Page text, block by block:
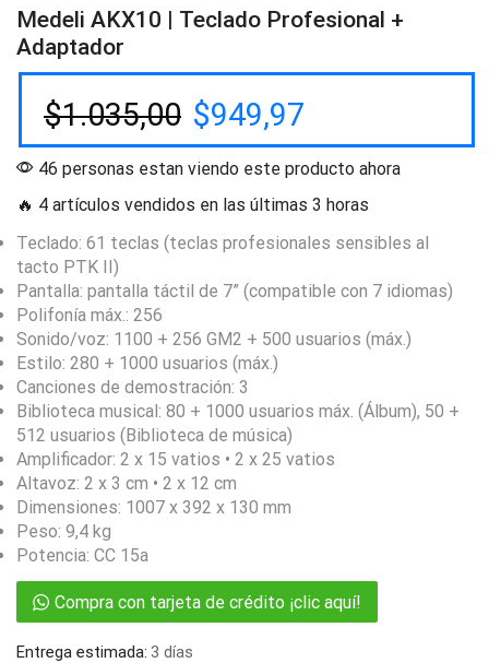
Medeli AKX10 | Teclado Profesional +
Adaptador
$1.035,00 $949,97
46 personas estan viendo este producto ahora
🔥 4 artículos vendidos en las últimas 3 horas
Teclado: 61 teclas (teclas profesionales sensibles al
tacto PTK II)
Pantalla: pantalla táctil de 7” (compatible con 7 idiomas)
Polifonía máx.: 256
Sonido/voz: 1100 + 256 GM2 + 500 usuarios (máx.)
Estilo: 280 + 1000 usuarios (máx.)
Canciones de demostración: 3
Biblioteca musical: 80 + 1000 usuarios máx. (Álbum), 50 +
512 usuarios (Biblioteca de música)
Amplificador: 2 x 15 vatios • 2 x 25 vatios
Altavoz: 2 x 3 cm • 2 x 12 cm
Dimensiones: 1007 x 392 x 130 mm
Peso: 9,4 kg
Potencia: CC 15a
Compra con tarjeta de crédito ¡clic aquí!
Entrega estimada: 3 días